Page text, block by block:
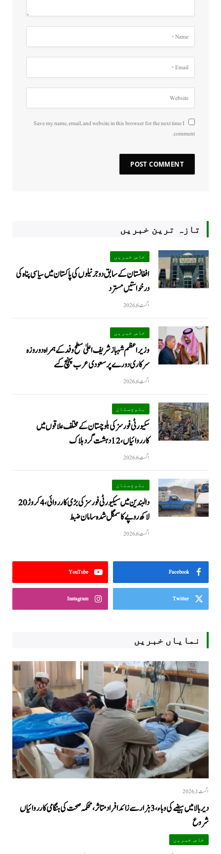
Save my name, email, and website in this browser for the next time I
comment.
تازہ ترین خبریں
خاص خبریں
افغانستان کے سابق دو جرنیلوں کی پاکستان میں سیاسی پناہ کی
درخواستیں مسترد
اگست 6, 2026
خاص خبریں
وزیراعظم شہبازشریف اعلیٰ سطح وفد کے ہمراہ دو روزه
سرکاری دورے پر سعودی عرب پہنچ گئے
اگست 6, 2026
بلوچستان
سکیورٹی فورسز کی بلوچستان کے مختلف علاقوں میں
کارروائیاں ، 12 دہشت گرد ہلاک
اگست 6, 2026
بلوچستان
دالبندین میں سیکیورٹی فورسز کی بڑی کارروائی، 4 کروڑ 20
لاکھ روپے کا سمگل شدہ سامان ضبط
اگست 6, 2026
Facebook
YouTube
Twitter
Instagram
نمایاں خبریں
اگست 1, 2026
دیر بالا میں ہیضے کی وباء، 3 ہزار سے زائد افراد متاثر، محکمہ صحت کی ہنگامی کارروائیاں
شروع
خاص خبریں